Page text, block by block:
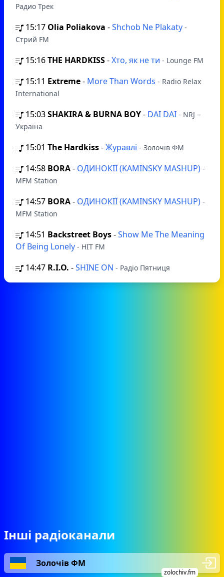
Радио Трек
15:17 Olia Poliakova -Shchob Ne Plakaty -
Стрий FM
15:16THE HARDKISS-Хто, як не ти - Lounge FM
15:11 Extreme- More Than Words - Radio Relax
International
15:03SHAKIRA & BURNA BOY- DAI DAI - NRJ –
Україна
15:01 The Hardkiss-Журавлі - Золочів ФМ
14:58 BORA- ОДИНОКІЇ (KAMINSKY MASHUP) -
MFM Station
14:57 BORA- ОДИНОКІЇ (KAMINSKY MASHUP) -
MFM Station
14:51 Backstreet Boys-Show Me The Meaning
Of Being Lonely - HIT FM
14:47 R.I.O. -SHINE ON - Радіо Пятниця
Інші радіоканали
Золочів ФМ
zolochiv.fm